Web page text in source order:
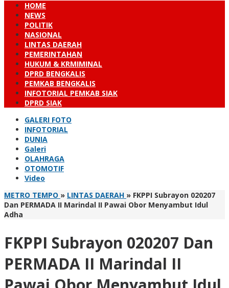
HOME
NEWS
POLITIK
NASIONAL
LINTAS DAERAH
PEMERINTAHAN
HUKUM & KRMIMINAL
DPRD BENGKALIS
PEMKAB BENGKALIS
INFOTORIAL PEMKAB SIAK
DPRD SIAK
GALERI FOTO
INFOTORIAL
DUNIA
Galeri
OLAHRAGA
OTOMOTIF
Video
METRO TEMPO » LINTAS DAERAH » FKPPI Subrayon 020207
Dan PERMADA II Marindal II Pawai Obor Menyambut Idul
Adha
FKPPI Subrayon 020207 Dan
PERMADA II Marindal II